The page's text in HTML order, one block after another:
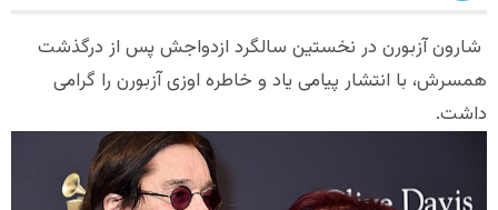
شارون آزبورن در نخستین سالگرد ازدواجش پس از درگذشت
همسرش، با انتشار پیامی یاد و خاطره اوزی آزبورن را گرامی
داشت.